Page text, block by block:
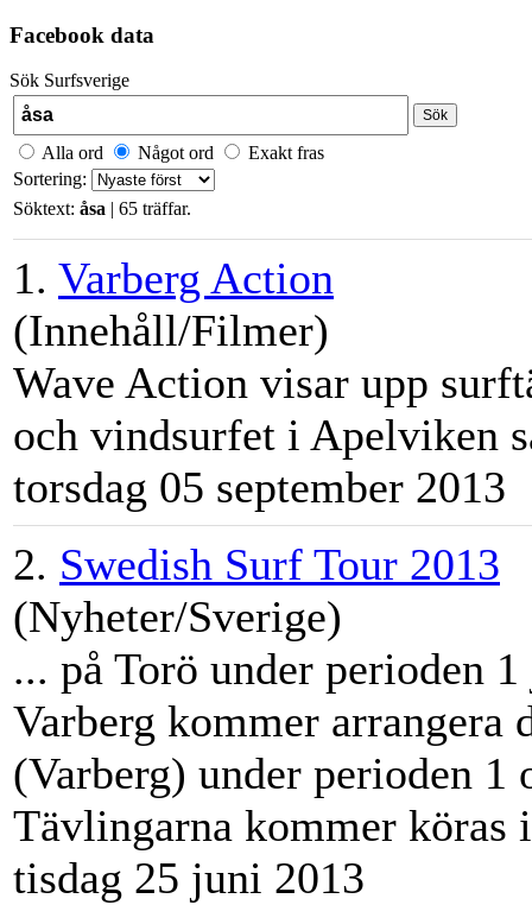
Facebook data
Sök Surfsverige
Sök
Alla ord Något ord
Exakt fras
Sortering:
Söktext: åsa | 65 träffar.
1. Varberg Action
(Innehåll/Filmer)
Wave Action visar upp
och vindsurfet i Apelviken
torsdag 05 september 2013
2. Swedish Surf Tour 2013
(Nyheter/Sverige)
... på Torö under perioden
Varberg kommer
(Varberg) under perioden
Tävlingarna kommer köras
tisdag 25 juni 2013